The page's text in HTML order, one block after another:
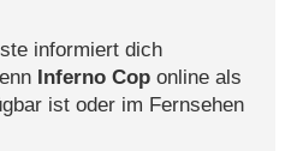
informiert dich
Inferno Coponline als
ist oder im Fernsehen